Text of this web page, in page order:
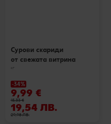
Сурови скариди
от свежата витрина
кг
-34%
9,99 €
15,33 €
19,54 ЛВ.
29,98 ЛВ.